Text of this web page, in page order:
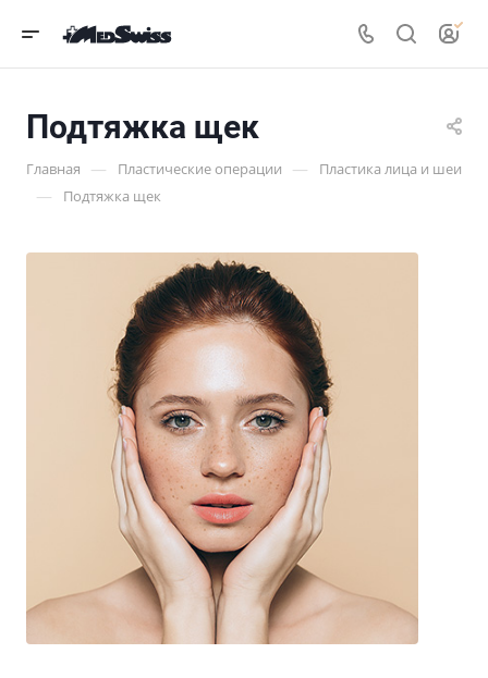
Подтяжка щек
Главная — Пластические операции — Пластика лица и шеи
— Подтяжка щек